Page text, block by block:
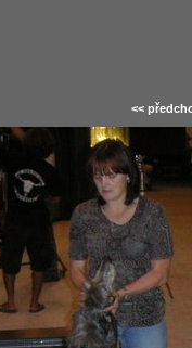
<<